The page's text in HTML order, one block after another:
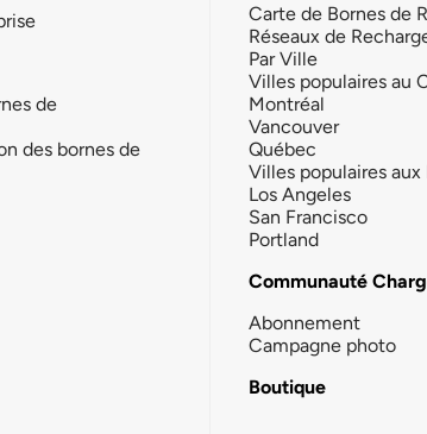
de
des bornes de
Carte de Bornes de
Réseaux de
Par Ville
Villes populaires au
Montréal
Vancouver
Québec
Villes populaires
Los Angeles
San Francisco
Portland
Communauté
Abonnement
Campagne photo
Boutique